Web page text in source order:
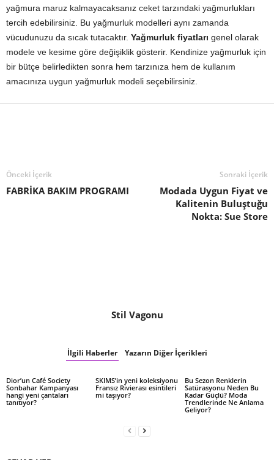
yağmura maruz kalmayacaksanız ceket tarzındaki yağmurlukları
tercih edebilirsiniz. Bu yağmurluk modelleri aynı zamanda
vücudunuzu da sıcak tutacaktır. Yağmurluk fiyatları genel olarak
modele ve kesime göre değişiklik gösterir. Kendinize yağmurluk için
bir bütçe belirledikten sonra hem tarzınıza hem de kullanım
amacınıza uygun yağmurluk modeli seçebilirsiniz.
Önceki İçerik
FABRİKA BAKIM PROGRAMI
Sonraki İçerik
Modada Uygun Fiyat ve
Kalitenin Buluştuğu
Nokta: Sue Store
Stil Vagonu
İlgili Haberler Yazarın Diğer İçerikleri
Dior’un Café Society
Sonbahar Kampanyası
hangi yeni çantaları
tanıtıyor?
SKIMS’in yeni koleksiyonu
Fransız Rivierası esintileri
mi taşıyor?
Bu Sezon Renklerin
Satürasyonu Neden Bu
Kadar Güçlü? Moda
Trendlerinde Ne Anlama
Geliyor?